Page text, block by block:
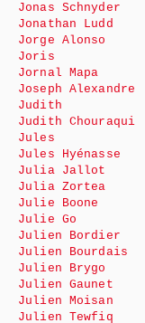
Jonas Schnyder
Jonathan Ludd
Jorge Alonso
Joris
Jornal Mapa
Joseph Alexandre
Judith
Judith Chouraqui
Jules
Jules Hyénasse
Julia Jallot
Julia Zortea
Julie Boone
Julie Go
Julien Bordier
Julien Bourdais
Julien Brygo
Julien Gaunet
Julien Moisan
Julien Tewfiq